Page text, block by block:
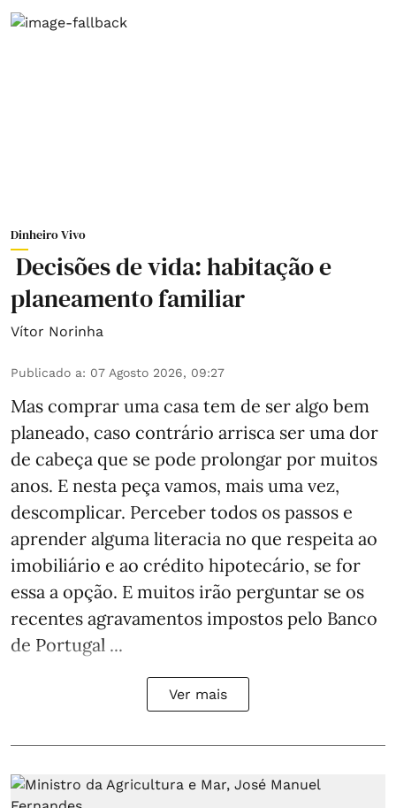
Dinheiro Vivo
Decisões de vida: habitação e
planeamento familiar
Vítor Norinha
Publicado a: 07 Agosto 2026, 09:27
Mas comprar uma casa tem de ser algo bem
planeado, caso contrário arrisca ser uma dor
de cabeça que se pode prolongar por muitos
anos. E nesta peça vamos, mais uma vez,
descomplicar. Perceber todos os passos e
aprender alguma literacia no que respeita ao
imobiliário e ao crédito hipotecário, se for
essa a opção. E muitos irão perguntar se os
recentes agravamentos impostos pelo Banco
de Portugal ...
Ver mais